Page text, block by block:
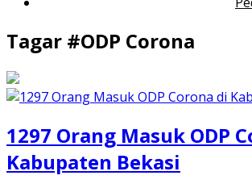
Tagar #ODP Corona
1297 Orang Masuk ODP
Kabupaten Bekasi